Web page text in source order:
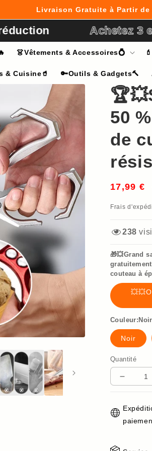
Livraison Gratuite à Partir de
Achetez 3 et
👗Vêtements & Accessoires💍
& Cuisine🥤 🔑Outils & Gadgets🔨
50
de
17,99 €
Frais
238
🎁💥Grand
couteau à
Couleur:Noir
Noir
Quantité
Réduire
de
🏆
Soldes